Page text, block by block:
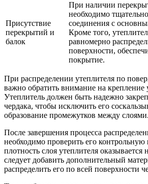
Присутствие
перекрытий и
балок
При наличии
необходимо
соединения с
Кроме того,
равномерно
поверхности,
покрытие.
При распределении утеплителя по
важно обратить внимание на крепление
Утеплитель должен быть надежно
чердака, чтобы исключить его
образование промежутков между слоями.
После завершения процесса
необходимо проверить его контрольную
плотность слоя утеплителя оказывается
следует добавить дополнительный
распределить его по всей поверхности